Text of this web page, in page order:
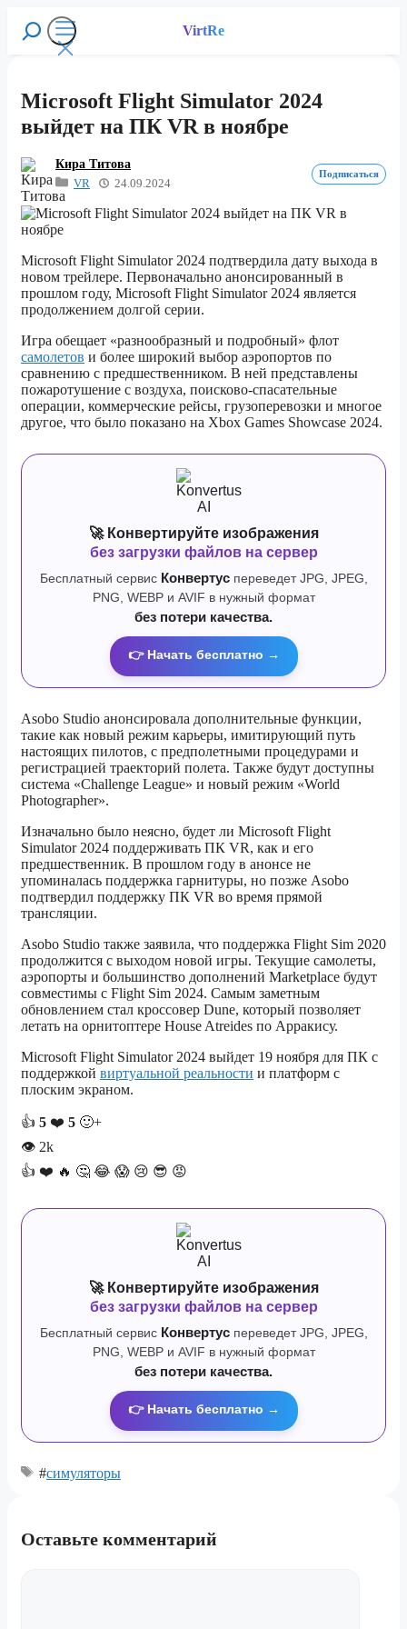
Перейти
содержимому
VirtRe
Меню
Поиск
Microsoft Flight Simulator 2024
выйдет на ПК VR в ноябре
Кира Титова
VR
24.09.2024
Подписаться
Microsoft Flight Simulator 2024 подтвердила дату выхода в
новом трейлере. Первоначально анонсированный в
прошлом году, Microsoft Flight Simulator 2024 является
продолжением долгой серии.
Игра обещает «разнообразный и подробный» флот
самолетов и более широкий выбор аэропортов по
сравнению с предшественником. В ней представлены
пожаротушение с воздуха, поисково-спасательные
операции, коммерческие рейсы, грузоперевозки и многое
другое, что было показано на Xbox Games Showcase 2024.
🚀 Конвертируйте изображения
без загрузки файлов на сервер
Бесплатный сервис Конвертуспереведет JPG, JPEG,
PNG, WEBP и AVIF в нужный формат
без потери качества.
👉 Начать бесплатно →
Asobo Studio анонсировала дополнительные функции,
такие как новый режим карьеры, имитирующий путь
настоящих пилотов, с предполетными процедурами и
регистрацией траекторий полета. Также будут доступны
система «Challenge League» и новый режим «World
Photographer».
Изначально было неясно, будет ли Microsoft Flight
Simulator 2024 поддерживать ПК VR, как и его
предшественник. В прошлом году в анонсе не
упоминалась поддержка гарнитуры, но позже Asobo
подтвердил поддержку ПК VR во время прямой
трансляции.
Asobo Studio также заявила, что поддержка Flight Sim 2020
продолжится с выходом новой игры. Текущие самолеты,
аэропорты и большинство дополнений Marketplace будут
совместимы с Flight Sim 2024. Самым заметным
обновлением стал кроссовер Dune, который позволяет
летать на орнитоптере House Atreides по Арракису.
Microsoft Flight Simulator 2024 выйдет 19 ноября для ПК с
поддержкой виртуальной реальности и платформ с
плоским экраном.
👍 5 ❤️ 5 🙂+
👁 2k
👍 ❤️ 🔥 🤔 😂 😱 😢 😎 😡
🚀 Конвертируйте изображения
без загрузки файлов на сервер
Бесплатный сервис Конвертуспереведет JPG, JPEG,
PNG, WEBP и AVIF в нужный формат
без потери качества.
👉 Начать бесплатно →
#симуляторы
Оставьте комментарий